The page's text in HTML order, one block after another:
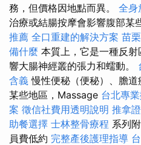
務，但價格因地點而異。 全身
治療或結腸按摩會影響腹部某
推薦 全口重建的解決方案 苗
備什麼 本質上，它是一種反
響大腸神經叢的張力和蠕動。
含義 慢性便秘（便秘）、膽
某些地區，Massage 台北專
案 徵信社費用透明說明 推拿
助餐選擇 士林整骨療程 系列
員費低約 完整產後護理指導